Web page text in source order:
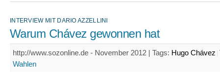
INTERVIEW MIT DARIO AZZELLINI
Warum Chávez gewonnen hat
http://www.sozonline.de - November 2012 | Tags: Hugo Chávez
Wahlen